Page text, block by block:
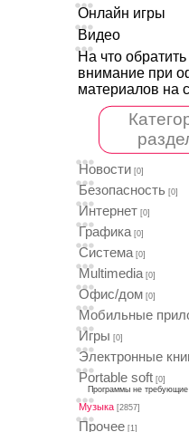
Онлайн игры
Видео
На что
внимание при
материалов на
Новости [0]
Безопасность [0]
Интернет [0]
Графика [0]
Система [0]
Multimedia [0]
Офис/дом [0]
Мобильные
Игры [0]
Электронные
Portable soft [0]
Программы не требующие
Музыка [2857]
Прочее [1]